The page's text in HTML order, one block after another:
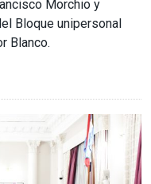
Morchio y
Bloque unipersonal
Blanco.